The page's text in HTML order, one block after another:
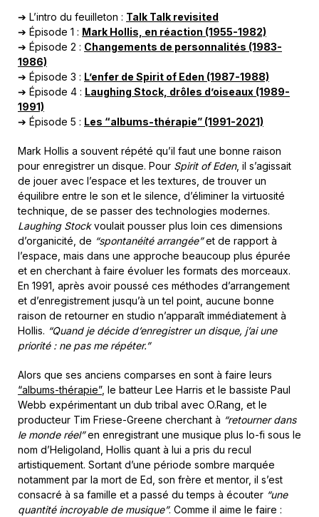
➔ L’intro du feuilleton : Talk Talk revisited
➔ Épisode 1 : Mark Hollis, en réaction (1955-1982)
➔ Épisode 2 : Changements de personnalités (1983-
1986)
➔ Épisode 3 : L’enfer de Spirit of Eden (1987-1988)
➔ Épisode 4 : Laughing Stock, drôles d’oiseaux (1989-
1991)
➔ Épisode 5 : Les “albums-thérapie” (1991-2021)
Mark Hollis a souvent répété qu’il faut une bonne raison
pour enregistrer un disque. Pour Spirit of Eden, il s’agissait
de jouer avec l’espace et les textures, de trouver un
équilibre entre le son et le silence, d’éliminer la virtuosité
technique, de se passer des technologies modernes.
Laughing Stockvoulait pousser plus loin ces dimensions
d’organicité, de “spontanéité arrangée”et de rapport à
l’espace, mais dans une approche beaucoup plus épurée
et en cherchant à faire évoluer les formats des morceaux.
En 1991, après avoir poussé ces méthodes d’arrangement
et d’enregistrement jusqu’à un tel point, aucune bonne
raison de retourner en studio n’apparaît immédiatement à
Hollis. “Quand je décide d’enregistrer un disque, j’ai une
priorité : ne pas me répéter.”
Alors que ses anciens comparses en sont à faire leurs
“albums-thérapie”, le batteur Lee Harris et le bassiste Paul
Webb expérimentant un dub tribal avec O.Rang, et le
producteur Tim Friese-Greene cherchant à “retourner dans
le monde réel”en enregistrant une musique plus lo-fi sous le
nom d’Heligoland, Hollis quant à lui a pris du recul
artistiquement. Sortant d’une période sombre marquée
notamment par la mort de Ed, son frère et mentor, il s’est
consacré à sa famille et a passé du temps à écouter “une
quantité incroyable de musique”. Comme il aime le faire :